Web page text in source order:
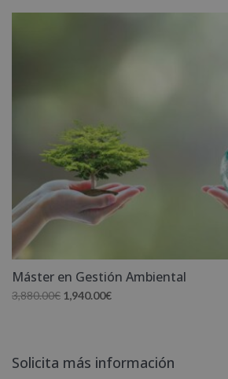
Máster en Gestión Ambiental
3,880.00€ El
3,880.00€.
1,940.00€El
1,940.00€.
Solicita más información